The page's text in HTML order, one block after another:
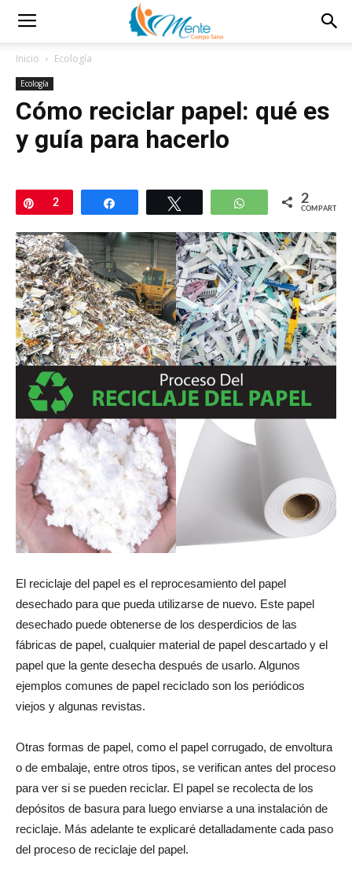
Inicio Ecología
Ecología
Cómo reciclar papel: qué es
y guía para hacerlo
Pin
2 Compartir WhatsApp
2
COMPARTIR
El reciclaje del papel es el reprocesamiento del papel
desechado para que pueda utilizarse de nuevo. Este papel
desechado puede obtenerse de los desperdicios de las
fábricas de papel, cualquier material de papel descartado y el
papel que la gente desecha después de usarlo. Algunos
ejemplos comunes de papel reciclado son los periódicos
viejos y algunas revistas.
Otras formas de papel, como el papel corrugado, de envoltura
o de embalaje, entre otros tipos, se verifican antes del proceso
para ver si se pueden reciclar. El papel se recolecta de los
depósitos de basura para luego enviarse a una instalación de
reciclaje. Más adelante te explicaré detalladamente cada paso
del proceso de reciclaje del papel.